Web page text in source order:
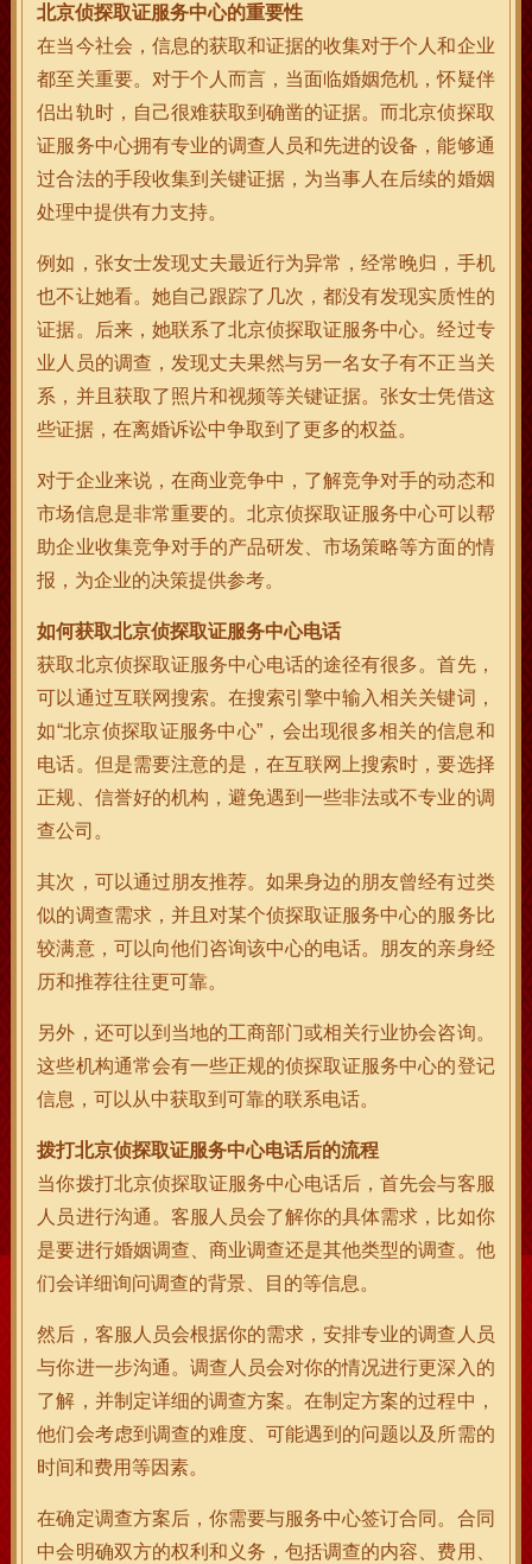
北京侦探取证服务中心的重要性
在当今社会，信息的获取和证据的收集对于个人和企业
都至关重要。对于个人而言，当面临婚姻危机，怀疑伴
侣出轨时，自己很难获取到确凿的证据。而北京侦探取
证服务中心拥有专业的调查人员和先进的设备，能够通
过合法的手段收集到关键证据，为当事人在后续的婚姻
处理中提供有力支持。
例如，张女士发现丈夫最近行为异常，经常晚归，手机
也不让她看。她自己跟踪了几次，都没有发现实质性的
证据。后来，她联系了北京侦探取证服务中心。经过专
业人员的调查，发现丈夫果然与另一名女子有不正当关
系，并且获取了照片和视频等关键证据。张女士凭借这
些证据，在离婚诉讼中争取到了更多的权益。
对于企业来说，在商业竞争中，了解竞争对手的动态和
市场信息是非常重要的。北京侦探取证服务中心可以帮
助企业收集竞争对手的产品研发、市场策略等方面的情
报，为企业的决策提供参考。
如何获取北京侦探取证服务中心电话
获取北京侦探取证服务中心电话的途径有很多。首先，
可以通过互联网搜索。在搜索引擎中输入相关关键词，
如“北京侦探取证服务中心”，会出现很多相关的信息和
电话。但是需要注意的是，在互联网上搜索时，要选择
正规、信誉好的机构，避免遇到一些非法或不专业的调
查公司。
其次，可以通过朋友推荐。如果身边的朋友曾经有过类
似的调查需求，并且对某个侦探取证服务中心的服务比
较满意，可以向他们咨询该中心的电话。朋友的亲身经
历和推荐往往更可靠。
另外，还可以到当地的工商部门或相关行业协会咨询。
这些机构通常会有一些正规的侦探取证服务中心的登记
信息，可以从中获取到可靠的联系电话。
拨打北京侦探取证服务中心电话后的流程
当你拨打北京侦探取证服务中心电话后，首先会与客服
人员进行沟通。客服人员会了解你的具体需求，比如你
是要进行婚姻调查、商业调查还是其他类型的调查。他
们会详细询问调查的背景、目的等信息。
然后，客服人员会根据你的需求，安排专业的调查人员
与你进一步沟通。调查人员会对你的情况进行更深入的
了解，并制定详细的调查方案。在制定方案的过程中，
他们会考虑到调查的难度、可能遇到的问题以及所需的
时间和费用等因素。
在确定调查方案后，你需要与服务中心签订合同。合同
中会明确双方的权利和义务，包括调查的内容、费用、